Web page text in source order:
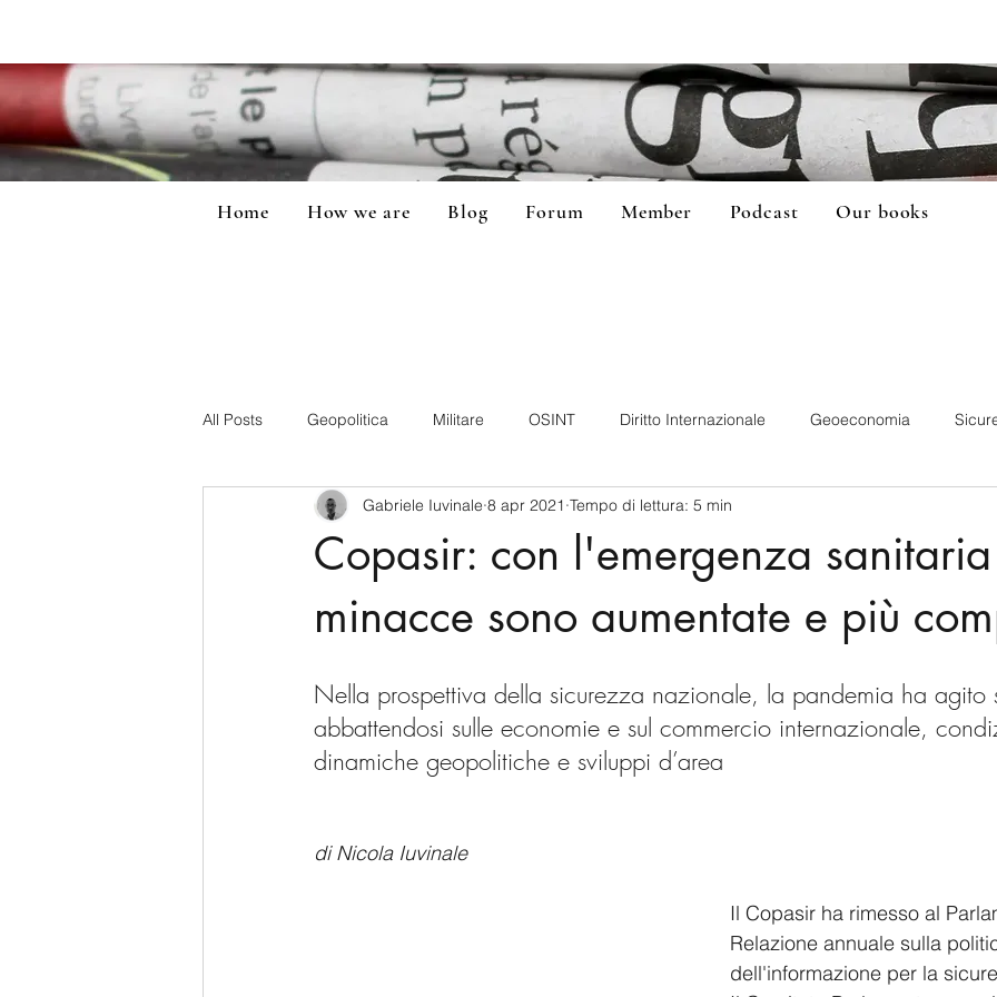
Home How we are Blog Forum Member Podcast Our books
All Posts Geopolitica Militare OSINT Diritto Internazionale Geoeconomia
CyberSecurity Information Tecnology America-Latina e Caraibi (LAC)
USA Corea del Nord
Australia Germania Europa Covid-19 Taiwan Asia centrale
Polo Nord
Copasir: con l'emergenza
minacce sono aumentate e più
Gabriele Iuvinale 8 apr 2021 Tempo di lettura: 5 min
Nella prospettiva della sicurezza nazionale, la pandemia ha agito
abbattendosi sulle economie e sul commercio internazionale,
dinamiche geopolitiche e sviluppi d’area
di Nicola Iuvinale
Il Copasir ha rimesso al
Relazione annuale sulla
dell'informazione per la